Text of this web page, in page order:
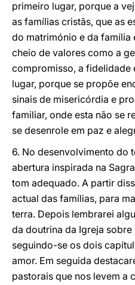
primeiro lugar, porque a
as famílias cristãs, que as
do matrimónio e da família
cheio de valores como a
compromisso, a fidelidade
lugar, porque se propõe
sinais de misericórdia e
familiar, onde esta não se
se desenrole em paz e
6. No desenvolvimento do
abertura inspirada na
tom adequado. A partir
actual das famílias, para
terra. Depois lembrarei
da doutrina da Igreja
seguindo-se os dois
amor. Em seguida
pastorais que nos levem a